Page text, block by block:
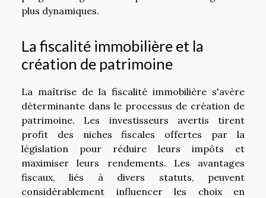
plus dynamiques.
La fiscalité immobilière et la
création de patrimoine
La maîtrise de la fiscalité immobilière s'avère
déterminante dans le processus de création de
patrimoine. Les investisseurs avertis tirent
profit des niches fiscales offertes par la
législation pour réduire leurs impôts et
maximiser leurs rendements. Les avantages
fiscaux, liés à divers statuts, peuvent
considérablement influencer les choix en